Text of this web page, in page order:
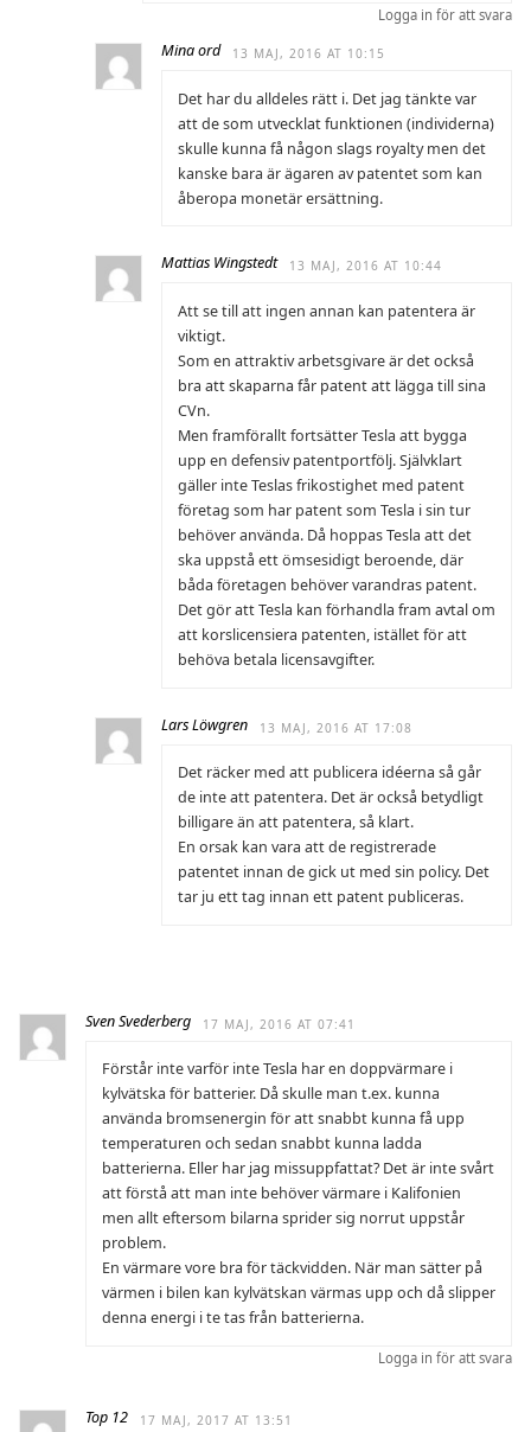
Logga in för att svara
Mina ord 13 MAJ, 2016 AT 10:15
Det har du alldeles rätt i. Det jag tänkte var
att de som utvecklat funktionen (individerna)
skulle kunna få någon slags royalty men det
kanske bara är ägaren av patentet som kan
åberopa monetär ersättning.
Mattias Wingstedt 13 MAJ, 2016 AT 10:44
Att se till att ingen annan kan patentera är
viktigt.
Som en attraktiv arbetsgivare är det också
bra att skaparna får patent att lägga till sina
CVn.
Men framförallt fortsätter Tesla att bygga
upp en defensiv patentportfölj. Självklart
gäller inte Teslas frikostighet med patent
företag som har patent som Tesla i sin tur
behöver använda. Då hoppas Tesla att det
ska uppstå ett ömsesidigt beroende, där
båda företagen behöver varandras patent.
Det gör att Tesla kan förhandla fram avtal om
att korslicensiera patenten, istället för att
behöva betala licensavgifter.
Lars Löwgren 13 MAJ, 2016 AT 17:08
Det räcker med att publicera idéerna så går
de inte att patentera. Det är också betydligt
billigare än att patentera, så klart.
En orsak kan vara att de registrerade
patentet innan de gick ut med sin policy. Det
tar ju ett tag innan ett patent publiceras.
Sven Svederberg 17 MAJ, 2016 AT 07:41
Förstår inte varför inte Tesla har en doppvärmare i
kylvätska för batterier. Då skulle man t.ex. kunna
använda bromsenergin för att snabbt kunna få upp
temperaturen och sedan snabbt kunna ladda
batterierna. Eller har jag missuppfattat? Det är inte svårt
att förstå att man inte behöver värmare i Kalifonien
men allt eftersom bilarna sprider sig norrut uppstår
problem.
En värmare vore bra för täckvidden. När man sätter på
värmen i bilen kan kylvätskan värmas upp och då slipper
denna energi i te tas från batterierna.
Logga in för att svara
Top 12 17 MAJ, 2017 AT 13:51